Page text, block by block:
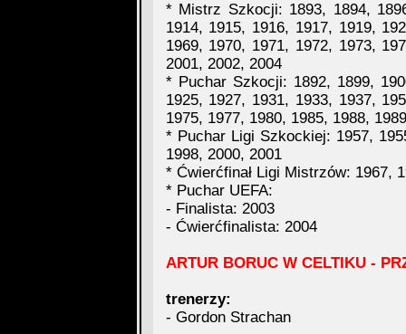
* Mistrz Szkocji: 1893, 1894,
1914, 1915, 1916, 1917, 1919,
1969, 1970, 1971, 1972, 1973,
2001, 2002, 2004
* Puchar Szkocji: 1892, 1899,
1925, 1927, 1931, 1933, 1937,
1975, 1977, 1980, 1985, 1988,
* Puchar Ligi Szkockiej: 1957,
1998, 2000, 2001
* Ćwierćfinał Ligi Mistrzów: 1967,
* Puchar UEFA:
- Finalista: 2003
- Ćwierćfinalista: 2004
ARTUR BORUC W CELTIKU -
trenerzy:
- Gordon Strachan